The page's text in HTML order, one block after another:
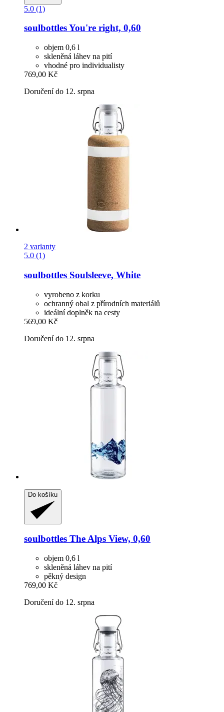
5.0 (1)
soulbottlesYou're right, 0,60
objem 0,6 l
skleněná láhev na pití
vhodné pro individualisty
769,00 Kč
Doručení do 12. srpna
2 varianty
5.0 (1)
soulbottles Soulsleeve, White
vyrobeno z korku
ochranný obal z přírodních materiálů
ideální doplněk na cesty
569,00 Kč
Doručení do 12. srpna
Do košíku
soulbottles The Alps View, 0,60
objem 0,6 l
skleněná láhev na pití
pěkný design
769,00 Kč
Doručení do 12. srpna